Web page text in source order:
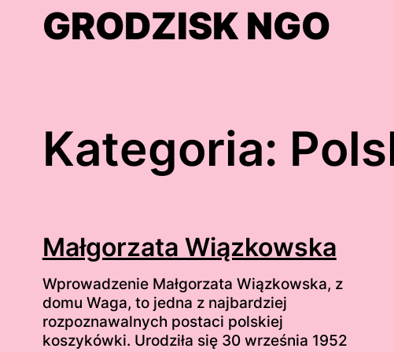
GRODZISK NGO
Kategoria:
Małgorzata Wiązkowska
Wprowadzenie Małgorzata Wiązkowska, z
domu Waga, to jedna z najbardziej
rozpoznawalnych postaci polskiej
koszykówki. Urodziła się 30 września 1952